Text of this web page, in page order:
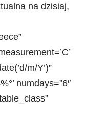
na dzisiaj,
m/Y’)”
numdays=”6″